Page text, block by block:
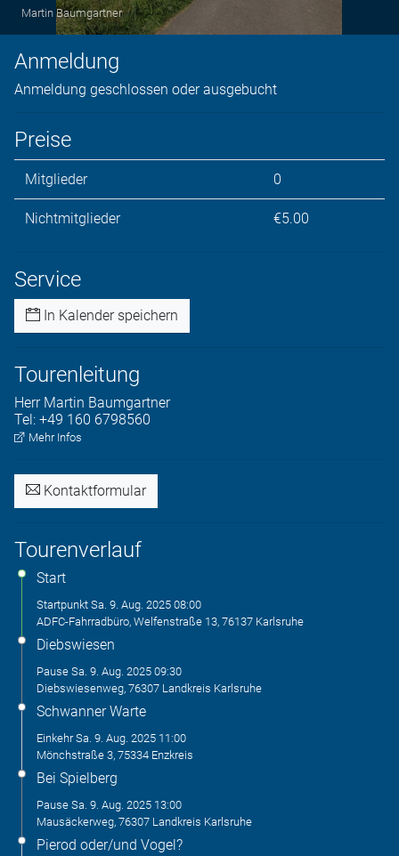
Martin Baumgartner
Anmeldung
Anmeldung geschlossen oder ausgebucht
Preise
Mitglieder 0
Nichtmitglieder €5.00
Service
In Kalender speichern
Tourenleitung
Herr Martin Baumgartner
Tel: +49 160 6798560
Mehr Infos
Kontaktformular
Tourenverlauf
Start
Startpunkt Sa. 9. Aug. 2025 08:00
ADFC-Fahrradbüro, Welfenstraße 13, 76137 Karlsruhe
Diebswiesen
Pause Sa. 9. Aug. 2025 09:30
Diebswiesenweg, 76307 Landkreis Karlsruhe
Schwanner Warte
Einkehr Sa. 9. Aug. 2025 11:00
Mönchstraße 3, 75334 Enzkreis
Bei Spielberg
Pause Sa. 9. Aug. 2025 13:00
Mausäckerweg, 76307 Landkreis Karlsruhe
Pierod oder/und Vogel?